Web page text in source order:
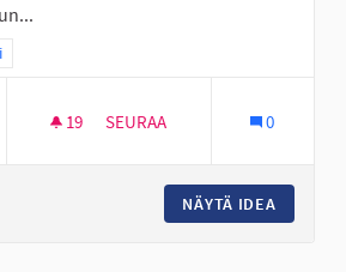
mukaan: Läntinen Seinäjoki
19 19 SEURAAJAA
SEURAA 0
NÄYTÄ IDEA